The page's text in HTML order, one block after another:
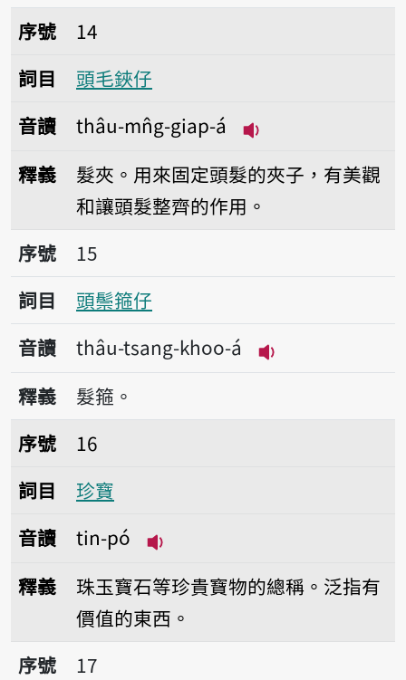
序號14頭毛鋏仔
序號
14
詞目
頭毛鋏仔
音讀
thâu-mn̂g-giap-á
釋義
髮夾。用來固定頭髮的夾子，有美觀
和讓頭髮整齊的作用。
序號15頭鬃箍仔
序號
15
詞目
頭鬃箍仔
音讀
thâu-tsang-khoo-á
播放音讀thâu-
釋義
髮箍。
序號16珍寶
序號
16
詞目
珍寶
音讀
tin-pó
釋義
珠玉寶石等珍貴寶物的總稱。泛指有
價值的東西。
序號17手環
序號
17